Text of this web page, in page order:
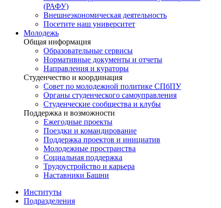
(РАФУ)
Внешнеэкономическая деятельность
Посетите наш университет
Молодежь
Общая информация
Образовательные сервисы
Нормативные документы и отчеты
Направления и кураторы
Студенчество и координация
Совет по молодежной политике СПбПУ
Органы студенческого самоуправления
Студенческие сообщества и клубы
Поддержка и возможности
Ежегодные проекты
Поездки и командирование
Поддержка проектов и инициатив
Молодежные пространства
Социальная поддержка
Трудоустройство и карьера
Наставники Башни
Институты
Подразделения